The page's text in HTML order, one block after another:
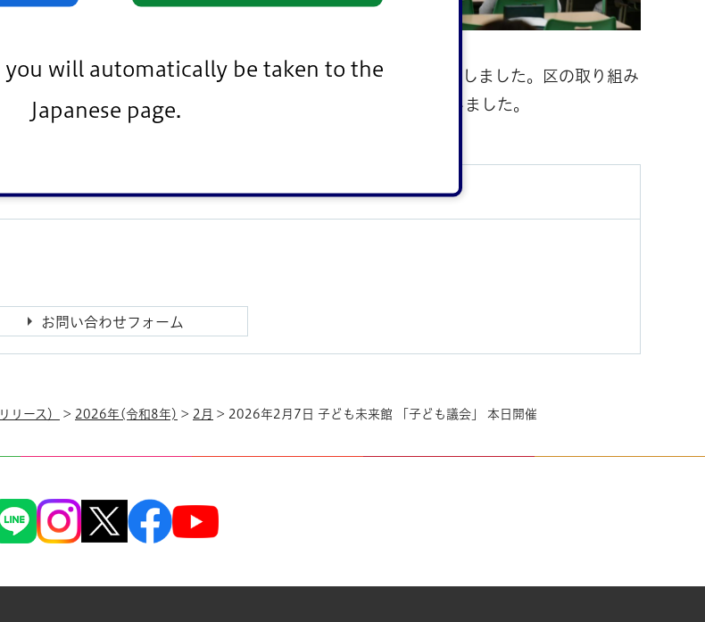
you will automatically be taken to the
Japanese page.
を作り上げたことにとても大きな
ですので、区にはぜひ子どもたち
5年生の児童は「自分の学校生活で気になっていたことを質問しました。区の取り組み
でもできることを考えてやっていきたいと思いました」と話しました。
リース） > 2026年(令和8年) > 2月 > 2026年2月7日 子ども未来館 「子ども議会」 本日開催